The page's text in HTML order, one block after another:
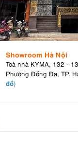
Showroom Hà Nội
Toà nhà KYMA, 132 -
Phường Đống Đa, TP.
đồ)